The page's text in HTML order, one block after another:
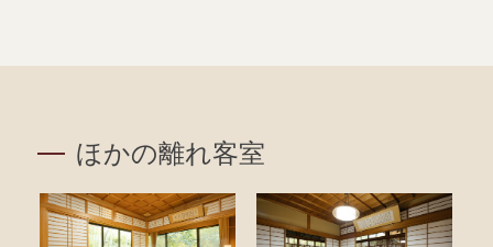
ほかの離れ客室